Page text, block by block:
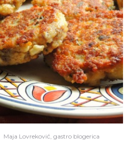
Maja Lovreković, gastro blogerica